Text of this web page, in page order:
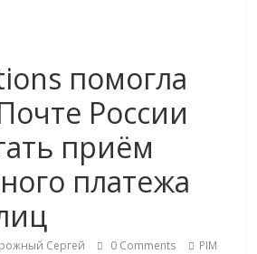
помогла
России
приём
платежа
Сергей 0 Comments
PIM